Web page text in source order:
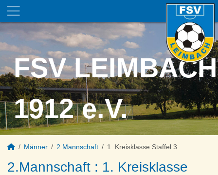
FSV LEIMBACH
1912 e.V.
Männer 2.Mannschaft 1. Kreisklasse Staffel 3
2.Mannschaft : 1. Kreisklasse